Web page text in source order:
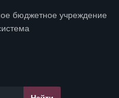
бюджетное учреждение